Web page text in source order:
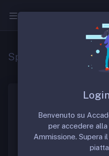
Specializzazione
principali discipline nella
non clinica.
medico specialista è la
esercitare la professione
Benvenuto su
per accedere
Ammissione. Supera